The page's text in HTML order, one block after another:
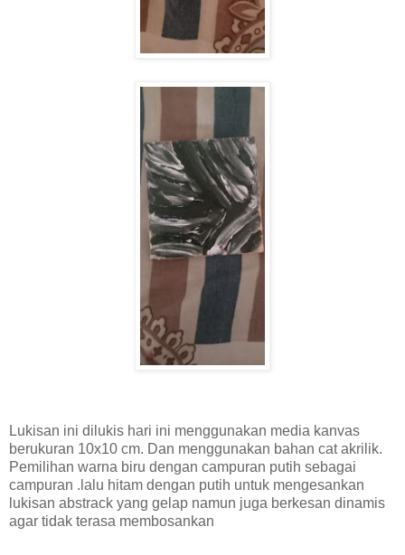
Lukisan ini dilukis hari ini menggunakan media kanvas
berukuran 10x10 cm. Dan menggunakan bahan cat akrilik.
Pemilihan warna biru dengan campuran putih sebagai
campuran .lalu hitam dengan putih untuk mengesankan
lukisan abstrack yang gelap namun juga berkesan dinamis
agar tidak terasa membosankan